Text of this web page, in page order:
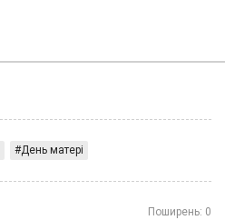
День матері
Поширень: 0